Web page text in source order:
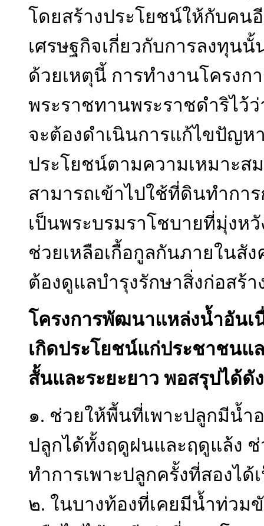
โดยสร้างประโยชน์ให้กับคน
เศรษฐกิจเกี่ยวกับการลงทุน
ด้วยเหตุนี้ การทำงานโครง
พระราชทานพระราชดำริไว้
จะต้องดำเนินการแก้ไขปัญห
ประโยชน์ตามความเหมาะส
สามารถเข้าไปใช้ที่ดินทำกา
เป็นพระบรมราโชบายที่มุ่งห
ช่วยเหลือเกื้อกูลกันภายในสั
ต้องดูแลบำรุงรักษาสิ่งก่อสร้
โครงการพัฒนาแหล่งน้ำอันเ
เกิดประโยชน์แก่ประชาชนแ
สั้นและระยะยาว พอสรุปได้ดั
๑. ช่วยให้พื้นที่เพาะปลูกมีน้ำ
ปลูกได้ทั้งฤดูฝนและฤดูแล้ง
ทำการเพาะปลูกครั้งที่สองไ
๒. ในบางท้องที่เคยมีน้ำท่วม